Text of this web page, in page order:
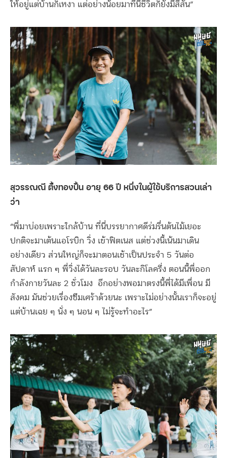
ให้อยู่แต่บ้านก็เหงา แต่อย่างน้อยมาที่นี่ชีวิตก็ยังมีสีสัน”
สุวรรณณี ตั้งทองปั้น อายุ 66 ปี หนึ่งในผู้ใช้บริการสวนเล่า
ว่า
“พี่มาบ่อยเพราะใกล้บ้าน ที่นี่บรรยากาศดีร่มรื่นต้นไม้เยอะ
ปกติจะมาเต้นแอโรบิก วิ่ง เข้าฟิตเนส แต่ช่วงนี้เน้นมาเดิน
อย่างเดียว ส่วนใหญ่ก็จะมาตอนเช้าเป็นประจำ 5 วันต่อ
สัปดาห์ แรก ๆ พี่วิ่งได้วันละรอบ วันละกิโลครึ่ง ตอนนี้พี่ออก
กำลังกายวันละ 2 ชั่วโมง อีกอย่างพอมาตรงนี้พี่ได้มีเพื่อน มี
สังคม มันช่วยเรื่องซึมเศร้าด้วยนะ เพราะไม่อย่างนั้นเราก็จะอยู่
แต่บ้านเฉย ๆ นั่ง ๆ นอน ๆ ไม่รู้จะทำอะไร”